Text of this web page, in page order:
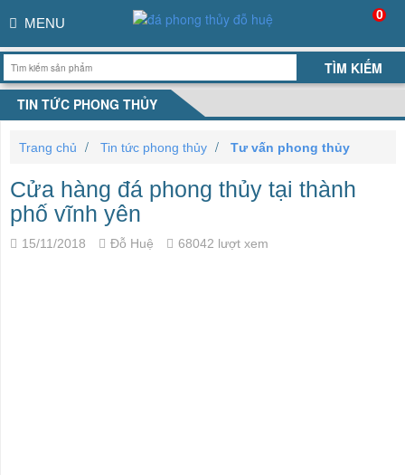
MENU
0
TIN TỨC PHONG THỦY
Trang chủ Tin tức phong thủy Tư vấn phong thủy
Cửa hàng đá phong thủy tại thành
phố vĩnh yên
15/11/2018 Đỗ Huệ 68042 lượt xem